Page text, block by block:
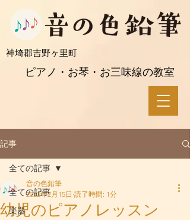
ピアノ・お琴・お三味線の教室
​神埼郡吉野ヶ里町
記事
全ての記事
楽器
全ての記事
幼児のピアノレッスン
音の色鉛筆
2022年2月15日 読了時間: 1分